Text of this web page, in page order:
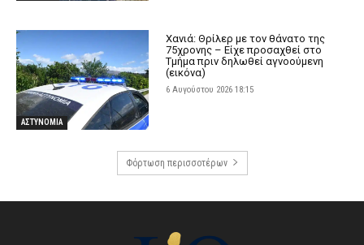
ΑΣΤΥΝΟΜΙΑ
Χανιά: Θρίλερ με τον θάνατο της
75χρονης – Είχε προσαχθεί στο
Τμήμα πριν δηλωθεί αγνοούμενη
(εικόνα)
6 Αυγούστου 2026 18:15
Φόρτωση περισσοτέρων